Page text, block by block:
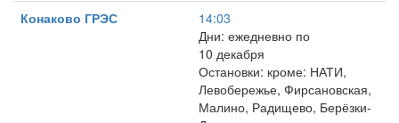
Конаково ГРЭС
14:03
Дни: ежедневно по
10 декабря
Остановки: кроме: НАТИ,
Левобережье, Фирсановская,
Малино, Радищево, Берёзки-